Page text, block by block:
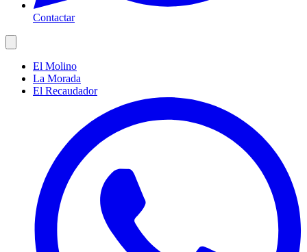
Contactar
El Molino
La Morada
El Recaudador